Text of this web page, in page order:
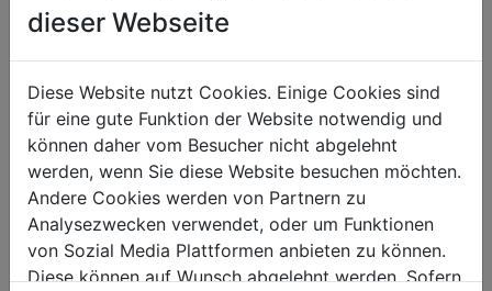
Das könnte Sie auch
interessieren
Stechmesser
dieser Webseite
Diese Website nutzt Cookies. Einige Cookies sind
für eine gute Funktion der Website notwendig und
können daher vom Besucher nicht abgelehnt
werden, wenn Sie diese Website besuchen möchten.
Andere Cookies werden von Partnern zu
Analysezwecken verwendet, oder um Funktionen
von Sozial Media Plattformen anbieten zu können.
Diese können auf Wunsch abgelehnt werden. Sofern